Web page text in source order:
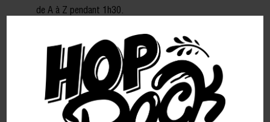
de A à Z pendant 1h30.
Explications et convivialité autour d’une sélection de
bière !
Par ici...